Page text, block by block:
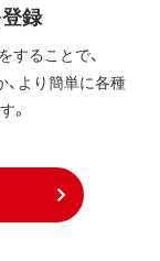
録
することで、
より簡単に各種
。